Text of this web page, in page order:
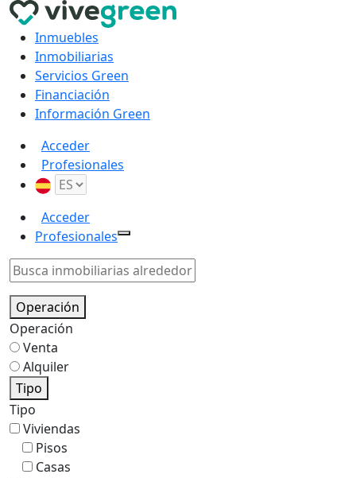
Inmuebles
Inmobiliarias
Servicios Green
Financiación
Información Green
Acceder
Profesionales
Acceder
Profesionales
Operación
Operación
Venta
Alquiler
Tipo
Tipo
Viviendas
Pisos
Casas